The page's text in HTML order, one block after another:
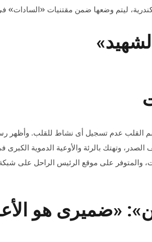
وضعها ضمن مقتنيات «السادات» فى متحف
وأربعين دقيقة بعد ظهر يوم الثلاثاء 6 أكتوبر 1981، أظهر رسم القلب عدم
وتهتك بالرئة والأوعية الدموية الكبرى
«ضميرى هو